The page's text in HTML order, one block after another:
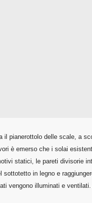
pianerottolo delle scale, a
è emerso che i solai
statici, le pareti divisorie
in legno e
vengono illuminati e